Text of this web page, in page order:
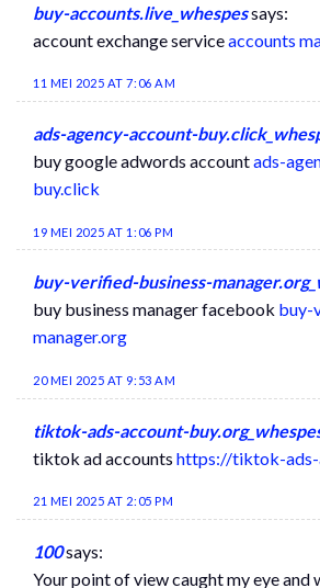
buy-accounts.live_whespessays:
account exchange serviceaccounts
11 MEI 2025 AT 7:06 AM
ads-agency-account-
buy google adwords accountads-
buy.click
19 MEI 2025 AT 1:06 PM
buy-verified-business-
buy business manager facebook buy-
manager.org
20 MEI 2025 AT 9:53 AM
tiktok-ads-account-
tiktok ad accounts https://tiktok-ads-
21 MEI 2025 AT 2:05 PM
100says:
Your point of view caught my eye and